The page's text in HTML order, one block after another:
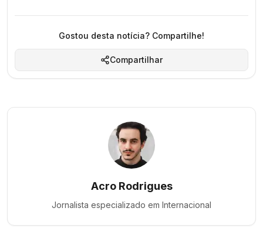
Gostou desta notícia? Compartilhe!
Compartilhar
Acro Rodrigues
Jornalista especializado em Internacional